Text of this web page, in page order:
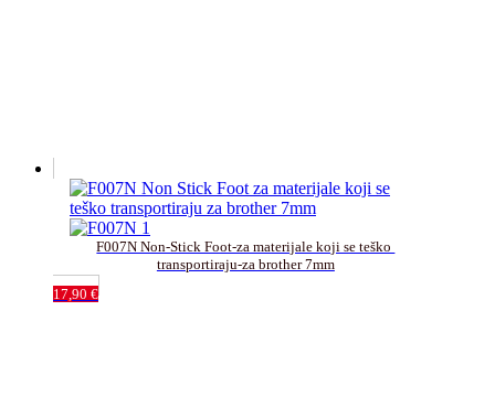
F007N Non-Stick Foot-za materijale koji se teško
transportiraju-za brother 7mm
17,90 €